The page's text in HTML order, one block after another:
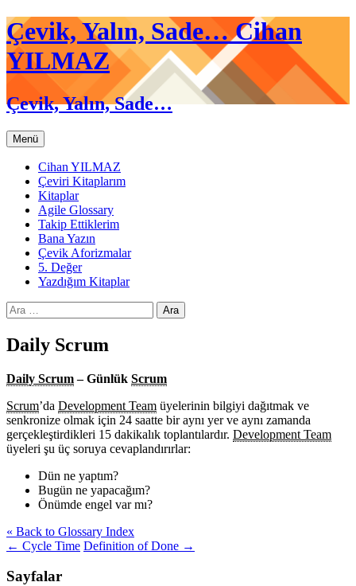
Çevik, Yalın, Sade… Cihan
YILMAZ
Çevik, Yalın, Sade…
Menü İçeriğe
atla
Cihan YILMAZ
Çeviri Kitaplarım
Kitaplar
Agile Glossary
Takip Ettiklerim
Bana Yazın
Çevik Aforizmalar
5. Değer
Yazdığım Kitaplar
Arama:
Daily Scrum
Daily Scrum– Günlük Scrum
Scrum’da Development Team üyelerinin bilgiyi dağıtmak ve
senkronize olmak için 24 saatte bir aynı yer ve aynı zamanda
gerçekleştirdikleri 15 dakikalık toplantılardır. Development Team
üyeleri şu üç soruya cevaplandırırlar:
Dün ne yaptım?
Bugün ne yapacağım?
Önümde engel var mı?
« Back to Glossary Index
Yazı
dolaşımı
← Cycle Time Definition of Done →
Sayfalar